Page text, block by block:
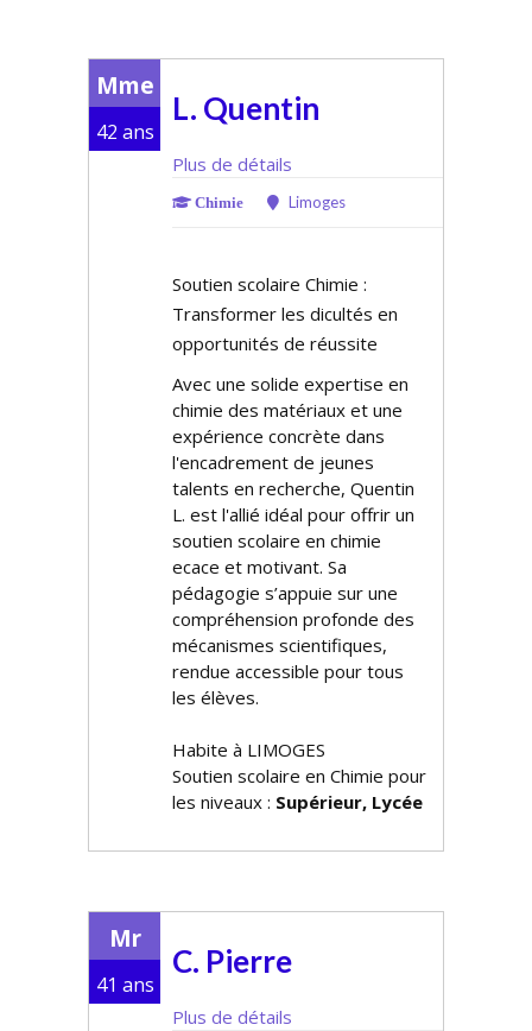
Mme
42 ans
L. Quentin
Plus de détails
Chimie Limoges
Soutien scolaire Chimie :
Transformer les difficultés en
opportunités de réussite
Avec une solide expertise en
chimie des matériaux et une
expérience concrète dans
l'encadrement de jeunes
talents en recherche, Quentin
L. est l'allié idéal pour offrir un
soutien scolaire en chimie
efficace et motivant. Sa
pédagogie s’appuie sur une
compréhension profonde des
mécanismes scientifiques,
rendue accessible pour tous
les élèves.
Habite à LIMOGES
Soutien scolaire en Chimie pour
les niveaux : Supérieur, Lycée
Mr
41 ans
C. Pierre
Plus de détails